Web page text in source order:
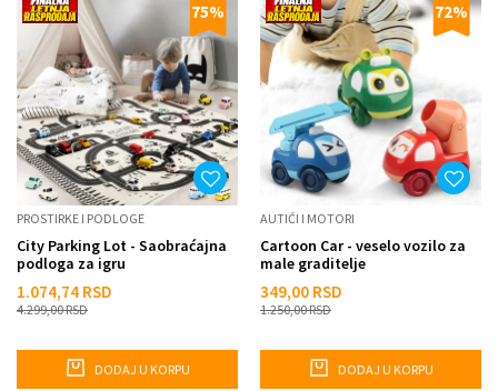
75%
PROSTIRKE I PODLOGE
City Parking Lot - Saobraćajna
podloga za igru
1.074,74 RSD
4.299,00RSD
DODAJ U KORPU
72%
AUTIĆI I MOTORI
Cartoon Car - veselo vozilo za
male graditelje
349,00 RSD
1.250,00RSD
DODAJ U KORPU